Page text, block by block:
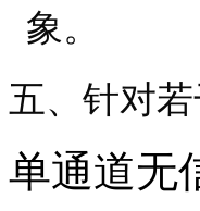
象。
五、针对
单通道无